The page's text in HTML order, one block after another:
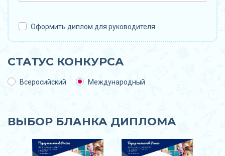
Оформить диплом для руководителя
СТАТУС КОНКУРСА
Всеросийский Международный
ВЫБОР БЛАНКА ДИПЛОМА